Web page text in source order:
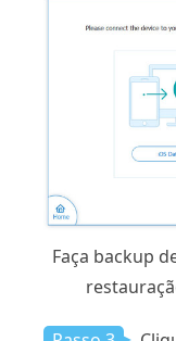
Faça backup